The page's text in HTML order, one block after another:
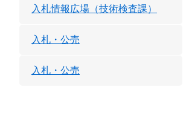
入札情報広場（技術検査課）
入札・公売
入札・公売